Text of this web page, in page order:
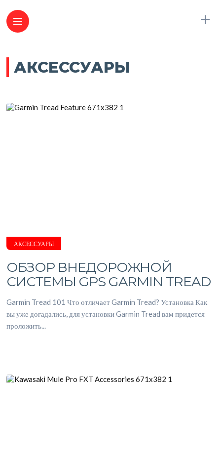
АКСЕССУАРЫ
АКСЕССУАРЫ
ОБЗОР ВНЕДОРОЖНОЙ
СИСТЕМЫ GPS GARMIN TREAD
Garmin Tread 101 Что отличает Garmin Tread? Установка Как
вы уже догадались, для установки Garmin Tread вам придется
проложить...